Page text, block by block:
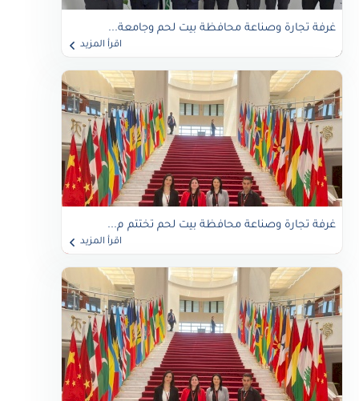
غرفة تجارة وصناعة محافظة بيت لحم وجامعة...
اقرأ المزيد
غرفة تجارة وصناعة محافظة بيت لحم تختتم م...
اقرأ المزيد